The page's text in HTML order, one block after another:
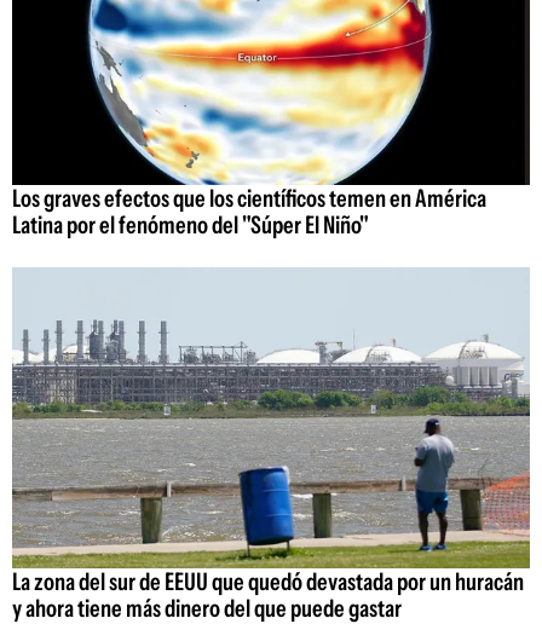
Los graves efectos que los científicos temen en América
Latina por el fenómeno del "Súper El Niño"
La zona del sur de EEUU que quedó devastada por un huracán
y ahora tiene más dinero del que puede gastar